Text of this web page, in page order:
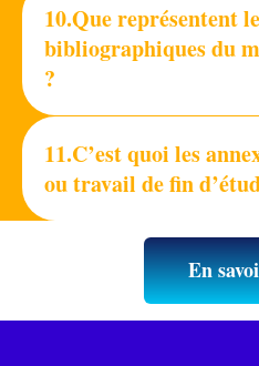
10.Que représentent
bibliographiques du
?
11.C’est quoi les
ou travail de fin
En